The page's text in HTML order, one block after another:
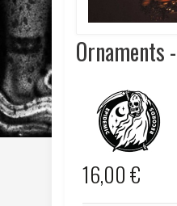
Ornaments
16,00 €